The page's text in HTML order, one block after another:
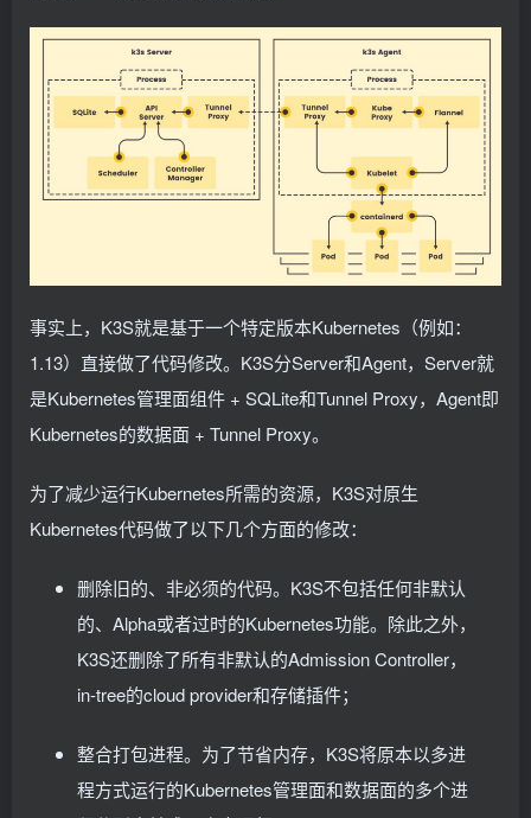
事实上，K3S就是基于一个特定版本Kubernetes（例如：
1.13）直接做了代码修改。K3S分Server和Agent，Server就
是Kubernetes管理面组件 + SQLite和Tunnel Proxy，Agent即
Kubernetes的数据面 + Tunnel Proxy。
为了减少运行Kubernetes所需的资源，K3S对原生
Kubernetes代码做了以下几个方面的修改：
删除旧的、非必须的代码。K3S不包括任何非默认
的、Alpha或者过时的Kubernetes功能。除此之外，
K3S还删除了所有非默认的Admission Controller，
in-tree的cloud provider和存储插件；
整合打包进程。为了节省内存，K3S将原本以多进
程方式运行的Kubernetes管理面和数据面的多个进